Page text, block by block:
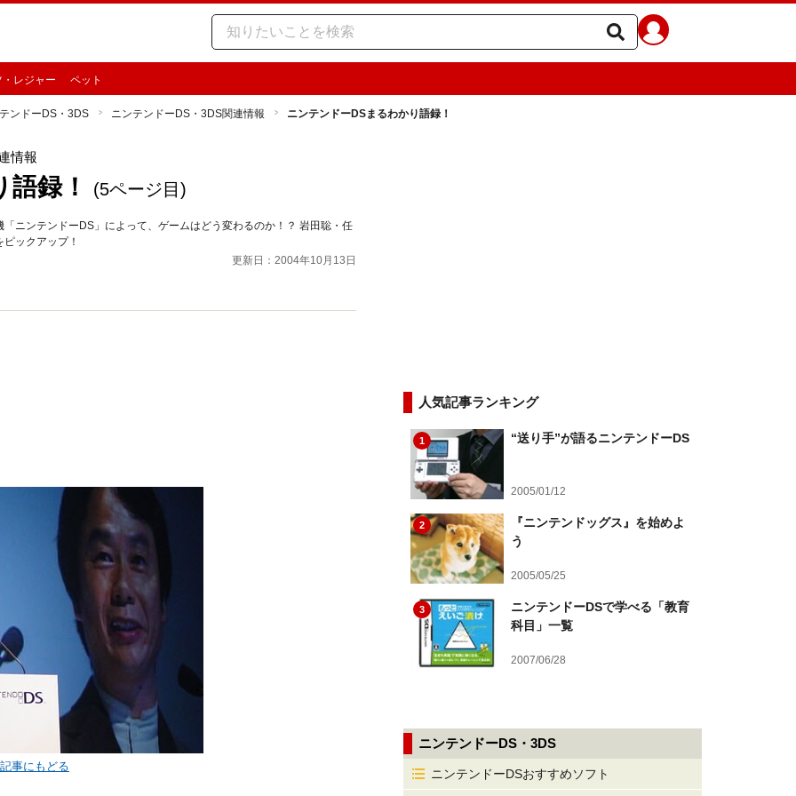
レジャー ペット
ンドーDS・3DS ニンテンドーDS・3DS関連情報 ニンテンドーDSまるわかり語録！
情報
録！ (5ページ目)
ニンテンドーDS」によって、ゲームはどう変わるのか！？ 岩田聡・任
ックアップ！
更新日：2004年10月13日
事にもどる
人気記事ランキング
1 “送り手”が語るニンテンドーDS
2005/01/12
2
『ニンテンドッグス』を始めよ
う
2005/05/25
3
ニンテンドーDSで学べる「教育
科目」一覧
2007/06/28
ニンテンドーDS・3DS
ニンテンドーDSおすすめソフト